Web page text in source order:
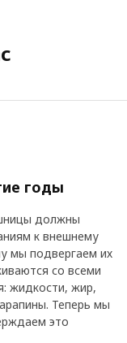
годы
должны
к внешнему
мы подвергаем их
со всеми
жидкости, жир,
Теперь мы
это